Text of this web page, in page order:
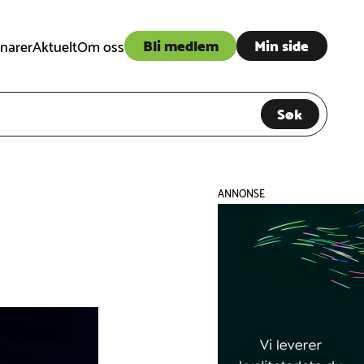
AktueltOm oss Bli medlem Min side
Søk
ANNONSE